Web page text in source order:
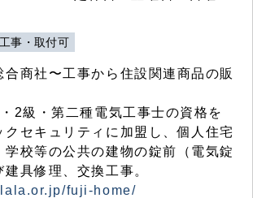
工事・取付可
合商社〜工事から住設関連商品の販
2級・第二種電気工事士の資格を
クセキュリティに加盟し、個人住宅
学校等の公共の建物の錠前（電気錠
具修理、交換工事。
fuji-home/